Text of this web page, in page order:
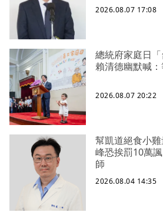
2026.08.07 17:08
總統府家庭日
賴清德幽默喊
2026.08.07 20:22
幫凱道絕食小
峰恐挨罰10萬
師
2026.08.04 14:35